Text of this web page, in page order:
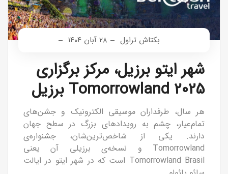
بکتاش تراول ۲۸ آبان ۱۴۰۴
شهر ایتو برزیل، مرکز برگزاری
Tomorrowland 2025 برزیل
هر سال، طرفداران موسیقی الکترونیک و جشن‌های
تمام‌عیار، چشم به رویدادهای بزرگ در سطح جهان
دارند. یکی از شاخص‌ترین‌شان، جشنواره‌ی
Tomorrowland و نسخه‌ی برزیلی آن یعنی
Tomorrowland Brasil است که در شهر ایتو در ایالت